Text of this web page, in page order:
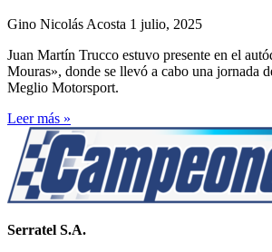
Gino Nicolás Acosta 1 julio, 2025
Juan Martín Trucco estuvo presente en el
Mouras», donde se llevó a cabo una jornada
Meglio Motorsport.
Leer más »
Serratel S.A.